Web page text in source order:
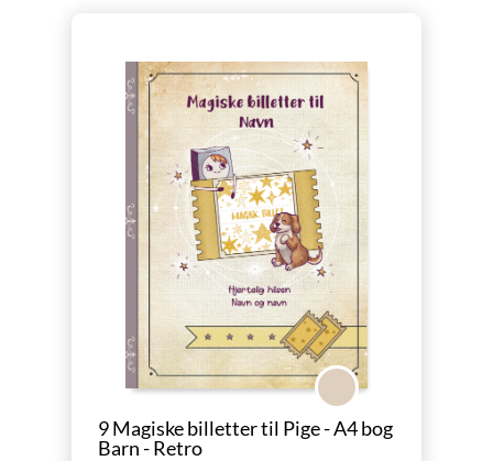
Retro
9 Magiske billetter til Pige - A4 bog
Barn - Retro